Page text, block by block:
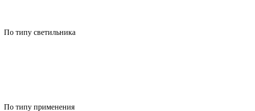
По типу светильника
По типу применения